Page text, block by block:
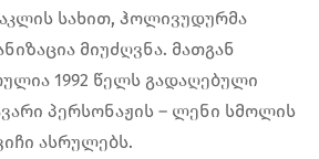
სახით, ჰოლივუდურმა
მიუძღვნა. მათგან
1992 წელს გადაღებული
პერსონაჟის – ლენი სმოლის
ასრულებს.